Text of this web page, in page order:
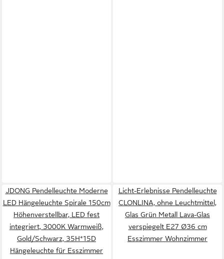
JDONG Pendelleuchte Moderne
LED Hängeleuchte Spirale 150cm
Höhenverstellbar, LED fest
integriert, 3000K Warmweiß,
Gold/Schwarz, 35H*15D
Hängeleuchte für Esszimmer
Licht-Erlebnisse Pendelleuchte
CLONLINA, ohne Leuchtmittel,
Glas Grün Metall Lava-Glas
verspiegelt E27 Ø36 cm
Esszimmer Wohnzimmer